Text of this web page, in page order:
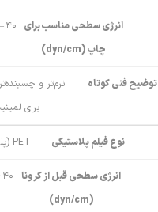
انرژی سطحی مناسب برای
چاپ (dyn/cm)
۴۰ – ۴۲
توضیح فنی کوتاه
برای
نوع فیلم پلاستیکی PET (پلی‌استر)
انرژی سطحی قبل از کرونا
(dyn/cm)
۴۰ ± ۲